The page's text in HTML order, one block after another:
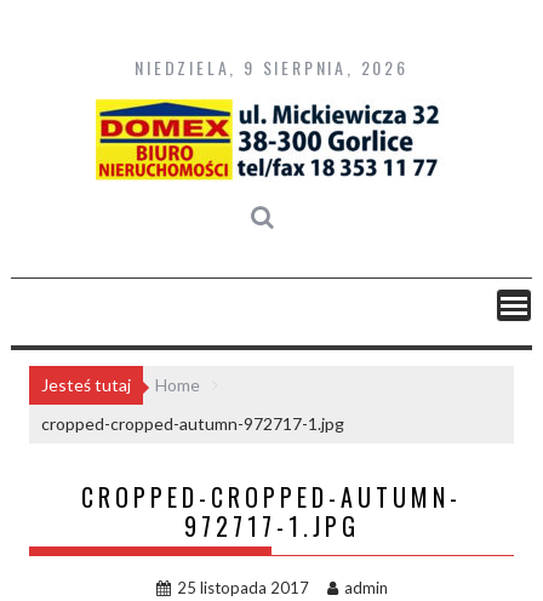
content
NIEDZIELA, 9 SIERPNIA, 2026
Jesteś tutaj
Home
cropped-cropped-autumn-972717-1.jpg
CROPPED-CROPPED-AUTUMN-
972717-1.JPG
25 listopada 2017 admin